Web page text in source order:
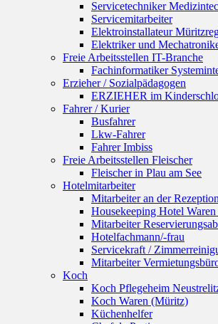
Servicetechniker
Servicemitarbeiter
Elektroinstallateur
Elektriker und
Freie Arbeitsstellen IT-Branche
Fachinformatiker
Erzieher / Sozialpädagogen
ERZIEHER im
Fahrer / Kurier
Busfahrer
Lkw-Fahrer
Fahrer Imbiss
Freie Arbeitsstellen Fleischer
Fleischer in Plau am See
Hotelmitarbeiter
Mitarbeiter an der Rezeption
Housekeeping Hotel
Mitarbeiter
Hotelfachmann/-frau
Servicekraft /
Mitarbeiter
Koch
Koch Pflegeheim
Koch Waren (Müritz)
Küchenhelfer